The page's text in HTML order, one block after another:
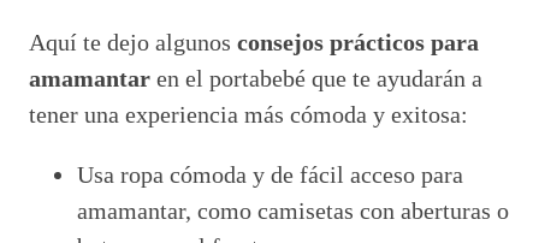
Aquí te dejo algunos consejos prácticos para
amamantar en el portabebé que te ayudarán a
tener una experiencia más cómoda y exitosa:
Usa ropa cómoda y de fácil acceso para
amamantar, como camisetas con aberturas o